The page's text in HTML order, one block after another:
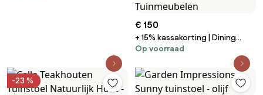
€ 150
+ 15% kassakorting | Dining
tuinstoel | Bellagio Fidenza |
Polywood | Wit | Stapelbaar |
Kees Smit Tuinmeubelen
Op voorraad
-23 %